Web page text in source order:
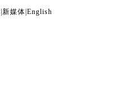
新媒体 English